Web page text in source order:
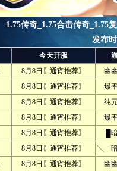
1.75传奇_1.75合击传奇_1.75
发布
今天开服
8月8日〖通宵推荐〗
幽
8月8日〖通宵推荐〗
爆
8月8日〖通宵推荐〗
纯
8月8日〖通宵推荐〗
爆
8月8日〖通宵推荐〗
█
8月8日〖通宵推荐〗
╲ 暗
8月8日〖通宵推荐〗 幽